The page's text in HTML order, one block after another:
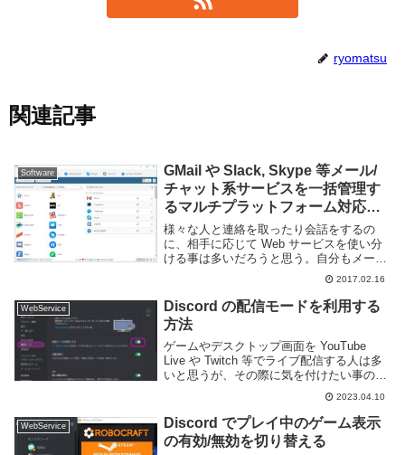
ryomatsu
関連記事
Software
GMail や Slack, Skype 等メール/
チャット系サービスを一括管理す
るマルチプラットフォーム対応ア
プリ Rambox
様々な人と連絡を取ったり会話をするの
に、相手に応じて Web サービスを使い分
ける事は多いだろうと思う。自分もメール
は GMail を利用しているが連絡を取るのは
Twitter や Skype の他、最近は Discord を
使う事が多い...
2017.02.16
WebService
Discord の配信モードを利用する
方法
ゲームやデスクトップ画面を YouTube
Live や Twitch 等でライブ配信する人は多
いと思うが、その際に気を付けたい事の一
つに「自分のプライベートな情報を誤って
表示しない事」がある。例えばメールアド
レスや電話番号等を不特定多数に...
2023.04.10
WebService
Discord でプレイ中のゲーム表示
の有効/無効を切り替える